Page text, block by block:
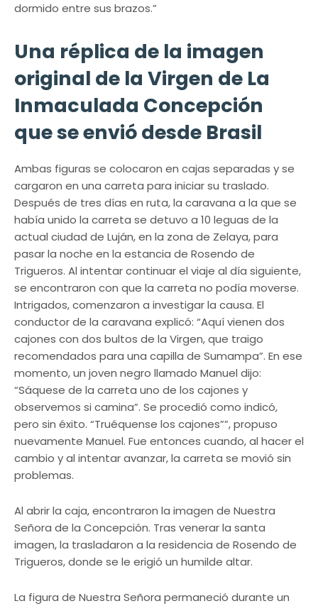
dormido entre sus brazos.”
Una réplica de la imagen
original de la Virgen de La
Inmaculada Concepción
que se envió desde Brasil
Ambas figuras se colocaron en cajas separadas y se
cargaron en una carreta para iniciar su traslado.
Después de tres días en ruta, la caravana a la que se
había unido la carreta se detuvo a 10 leguas de la
actual ciudad de Luján, en la zona de Zelaya, para
pasar la noche en la estancia de Rosendo de
Trigueros. Al intentar continuar el viaje al día siguiente,
se encontraron con que la carreta no podía moverse.
Intrigados, comenzaron a investigar la causa. El
conductor de la caravana explicó: “Aquí vienen dos
cajones con dos bultos de la Virgen, que traigo
recomendados para una capilla de Sumampa”. En ese
momento, un joven negro llamado Manuel dijo:
“Sáquese de la carreta uno de los cajones y
observemos si camina”. Se procedió como indicó,
pero sin éxito. “Truéquense los cajones””, propuso
nuevamente Manuel. Fue entonces cuando, al hacer el
cambio y al intentar avanzar, la carreta se movió sin
problemas.
Al abrir la caja, encontraron la imagen de Nuestra
Señora de la Concepción. Tras venerar la santa
imagen, la trasladaron a la residencia de Rosendo de
Trigueros, donde se le erigió un humilde altar.
La figura de Nuestra Señora permaneció durante un